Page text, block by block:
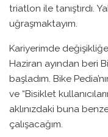
triatlon ile tanıştırdı.
uğraşmaktayım.
Kariyerimde
Haziran ayından beri
başladım. Bike
ve “Bisiklet
aklınızdaki buna
çalışacağım.